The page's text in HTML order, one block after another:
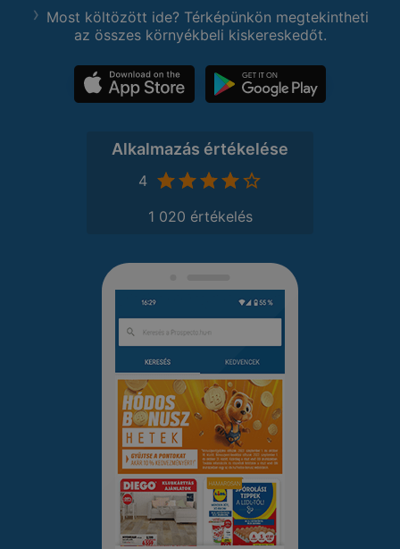
Most költözött ide? Térképünkön megtekintheti
az összes környékbeli kiskereskedőt.
Alkalmazás értékelése
4
1 020 értékelés